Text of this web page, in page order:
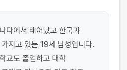
다에서 태어났고 한국과
지고 있는 19세 남성입니다.
교도 졸업하고 대학